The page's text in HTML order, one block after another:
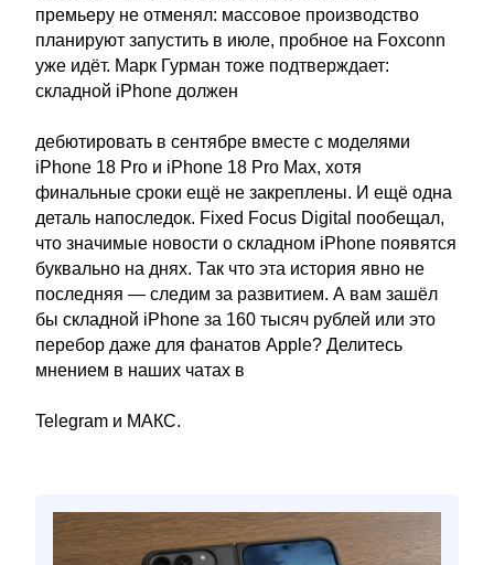
премьеру не отменял: массовое производство
планируют запустить в июле, пробное на Foxconn
уже идёт. Марк Гурман тоже подтверждает:
складной iPhone должен
дебютировать в сентябре вместе с моделями
iPhone 18 Pro и iPhone 18 Pro Max, хотя
финальные сроки ещё не закреплены. И ещё одна
деталь напоследок. Fixed Focus Digital пообещал,
что значимые новости о складном iPhone появятся
буквально на днях. Так что эта история явно не
последняя — следим за развитием. А вам зашёл
бы складной iPhone за 160 тысяч рублей или это
перебор даже для фанатов Apple? Делитесь
мнением в наших чатах в
Telegram и МАКС.